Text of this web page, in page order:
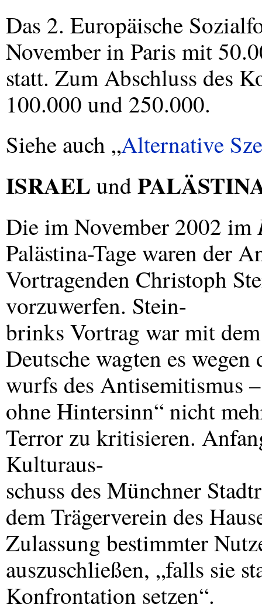
Das 2. Europäische
November in Paris mit
statt. Zum Abschluss des
100.000 und 250.000.
Siehe auch „Alternative
ISRAEL und
Die im November 2002 im
Palästina-Tage waren der
Vortragenden Christoph
vorzuwerfen. Stein-
brinks Vortrag war mit
Deutsche wagten es wegen
wurfs des Antisemitismus
ohne Hintersinn“ nicht
Terror zu kritisieren.
Kulturaus-
schuss des Münchner
dem Trägerverein des
Zulassung bestimmter
auszuschließen, „falls sie
Konfrontation setzen“.